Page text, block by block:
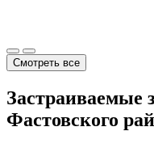
Смотреть все
Застраиваемые
Фастовского